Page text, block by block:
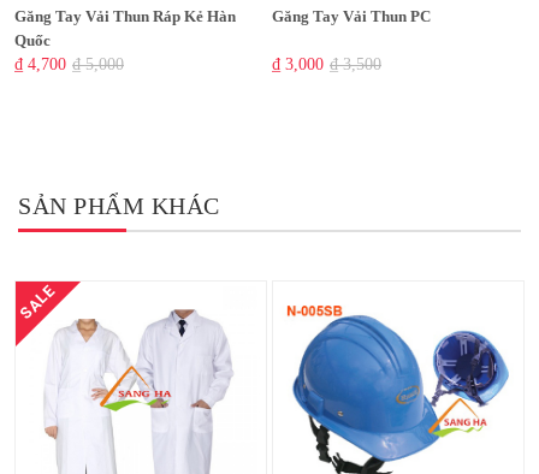
Găng Tay Vải Thun Ráp Kẻ Hàn
Quốc
₫ 4,700 ₫ 5,000
Găng Tay Vải Thun PC
₫ 3,000 ₫ 3,500
SẢN PHẨM KHÁC
SALE